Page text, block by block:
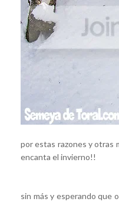
por estas razones y otras
encanta el invierno!!
sin más y esperando que